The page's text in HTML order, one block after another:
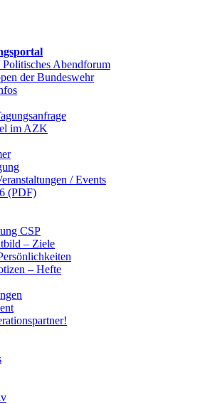
Abendforum
der Bundeswehr
im AZK
/ Events
(PDF)
CSP
– Ziele
– Hefte